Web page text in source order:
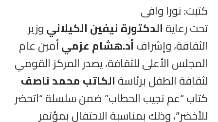
كتبت: نورا وافى
تحت رعايةالدكتورة نيفين الكيلانيوزير
الثقافة، وإشرافأد.هشام عزميأمين عام
المجلس الأعلى للثقافة، يصدر المركز القومي
لثقافة الطفل برئاسةالكاتب محمد ناصف
كتاب “عم نجيب الحطاب” ضمن سلسلة “اتحضر
للأخضر”، وذلك بمناسبة الاحتفال بمؤتمر